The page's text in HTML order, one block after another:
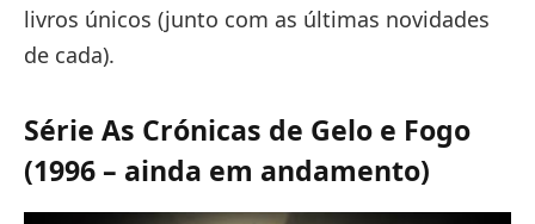
livros únicos (junto com as últimas novidades
de cada).
Série As Crónicas de Gelo e Fogo
(1996 – ainda em andamento)